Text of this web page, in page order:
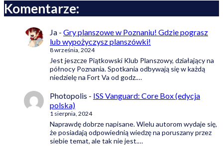
Komentarze:
Ja - Gry planszowe w Poznaniu! Gdzie pograsz
lub wypożyczysz planszówki!
8 września, 2024
Jest jeszcze Piątkowski Klub Planszowy, działający na
północy Poznania. Spotkania odbywają się w każdą
niedzielę na Fort Va od godz.…
Photopolis - ISS Vanguard: Core Box (edycja
polska)
1 sierpnia, 2024
Naprawdę dobrze napisane. Wielu autorom wydaje się,
że posiadają odpowiednią wiedzę na poruszany przez
siebie temat, ale tak nie jest.…